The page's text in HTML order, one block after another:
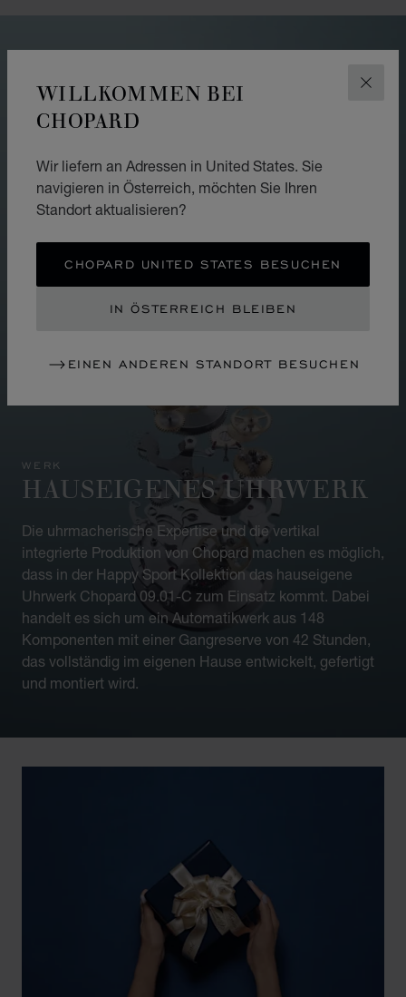
WILLKOMMEN BEI
CHOPARD
Wir liefern an Adressen in United States. Sie
navigieren in Österreich, möchten Sie Ihren
Standort aktualisieren?
CHOPARD UNITED STATES BESUCHEN
IN ÖSTERREICH BLEIBEN
EINEN ANDEREN STANDORT BESUCHEN
WERK
HAUSEIGENES UHRWERK
Die uhrmacherische Expertise und die vertikal
integrierte Produktion von Chopard machen es möglich,
dass in der Happy Sport Kollektion das hauseigene
Uhrwerk Chopard 09.01-C zum Einsatz kommt. Dabei
handelt es sich um ein Automatikwerk aus 148
Komponenten mit einer Gangreserve von 42 Stunden,
das vollständig im eigenen Hause entwickelt, gefertigt
und montiert wird.